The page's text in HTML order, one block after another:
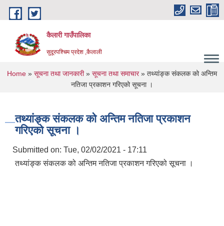
Skip to main content
कैलारी गाउँपालिका
सुदूरपश्चिम प्रदेश ,कैलाली
You are here
Home » सूचना तथा जानकारी» सूचना तथा समाचार» तथ्यांङ्क स‌ंकलक को अन्तिम
नतिजा प्रकाशन गरिएको सूचना ।
तथ्यांङ्क स‌ंकलक को अन्तिम नतिजा प्रकाशन
गरिएको सूचना ।
Submitted on: Tue, 02/02/2021 - 17:11
तथ्यांङ्क स‌ंकलक को अन्तिम नतिजा प्रकाशन गरिएको सूचना ।